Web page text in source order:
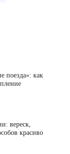
поезда»: как
вереск,
красиво